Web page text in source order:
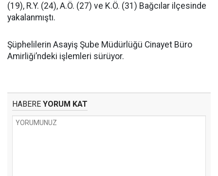
(19), R.Y. (24), A.Ö. (27) ve K.Ö. (31) Bağcılar ilçesinde
yakalanmıştı.
Şüphelilerin Asayiş Şube Müdürlüğü Cinayet Büro
Amirliği’ndeki işlemleri sürüyor.
HABERE YORUM KAT